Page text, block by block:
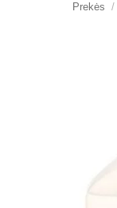
Prekės /